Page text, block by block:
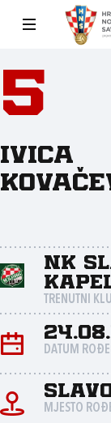
5
Ivica
NK
TRENUTNI
DATUM
MJESTO